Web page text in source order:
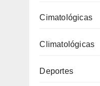
Cimatológicas
Climatológicas
Deportes